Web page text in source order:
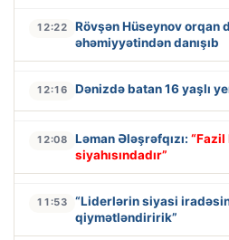
12:22
Rövşən Hüseynov orqan
əhəmiyyətindən danışıb
12:16 Dənizdə batan 16 yaşlı
12:08 Ləman Ələşrəfqızı:
siyahısındadır”
11:53
“Liderlərin siyasi
qiymətləndiririk”